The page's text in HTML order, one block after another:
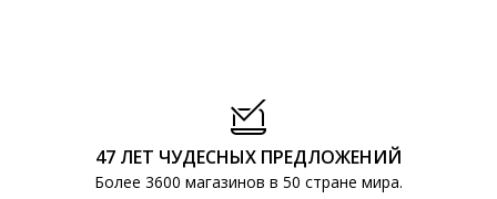
47 ЛЕТ ЧУДЕСНЫХ ПРЕДЛОЖЕНИЙ
Более 3600 магазинов в 50 стране мира.